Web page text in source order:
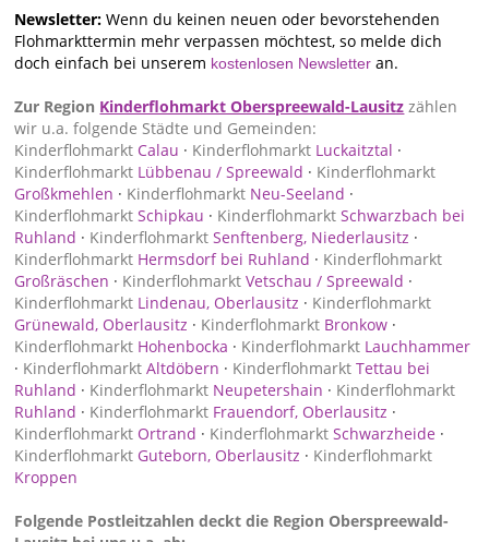
Newsletter: Wenn du keinen neuen oder bevorstehenden
Flohmarkttermin mehr verpassen möchtest, so melde dich
doch einfach bei unserem kostenlosen Newsletter an.
Zur Region Kinderflohmarkt Oberspreewald-Lausitz zählen
wir u.a. folgende Städte und Gemeinden:
Kinderflohmarkt Calau · Kinderflohmarkt Luckaitztal ·
Kinderflohmarkt Lübbenau / Spreewald · Kinderflohmarkt
Großkmehlen · Kinderflohmarkt Neu-Seeland ·
Kinderflohmarkt Schipkau · Kinderflohmarkt Schwarzbach bei
Ruhland · Kinderflohmarkt Senftenberg, Niederlausitz ·
Kinderflohmarkt Hermsdorf bei Ruhland · Kinderflohmarkt
Großräschen · Kinderflohmarkt Vetschau / Spreewald ·
Kinderflohmarkt Lindenau, Oberlausitz · Kinderflohmarkt
Grünewald, Oberlausitz · Kinderflohmarkt Bronkow ·
Kinderflohmarkt Hohenbocka · Kinderflohmarkt Lauchhammer
· Kinderflohmarkt Altdöbern · Kinderflohmarkt Tettau bei
Ruhland · Kinderflohmarkt Neupetershain · Kinderflohmarkt
Ruhland · Kinderflohmarkt Frauendorf, Oberlausitz ·
Kinderflohmarkt Ortrand · Kinderflohmarkt Schwarzheide ·
Kinderflohmarkt Guteborn, Oberlausitz · Kinderflohmarkt
Kroppen
Folgende Postleitzahlen deckt die Region Oberspreewald-